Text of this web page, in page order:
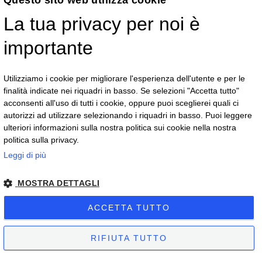
Via G.F.B. Riemann 3 - 28921 Verbania - VB
Email:commerciale@vegaoptic.it
Resta in contatto
© Copyright 2019 - Partita IVA 01419050032 - Numero REA VB 171925
- Capitale I.V. € 50.000,00 - PEC: vega@lwcert.it -privacy policy
La tua privacy per noi è
importante
Utilizziamo i cookie per migliorare l'esperienza dell'utente e per le
finalità indicate nei riquadri in basso. Se selezioni "Accetta tutto"
acconsenti all'uso di tutti i cookie, oppure puoi sceglierei quali ci
autorizzi ad utilizzare selezionando i riquadri in basso. Puoi leggere
ulteriori informazioni sulla nostra politica sui cookie nella nostra
politica sulla privacy.
Leggi di più
MOSTRA DETTAGLI
ACCETTA TUTTO
RIFIUTA TUTTO